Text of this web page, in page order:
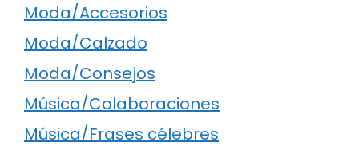
Moda/Accesorios
Moda/Calzado
Moda/Consejos
Música/Colaboraciones
Música/Frases célebres